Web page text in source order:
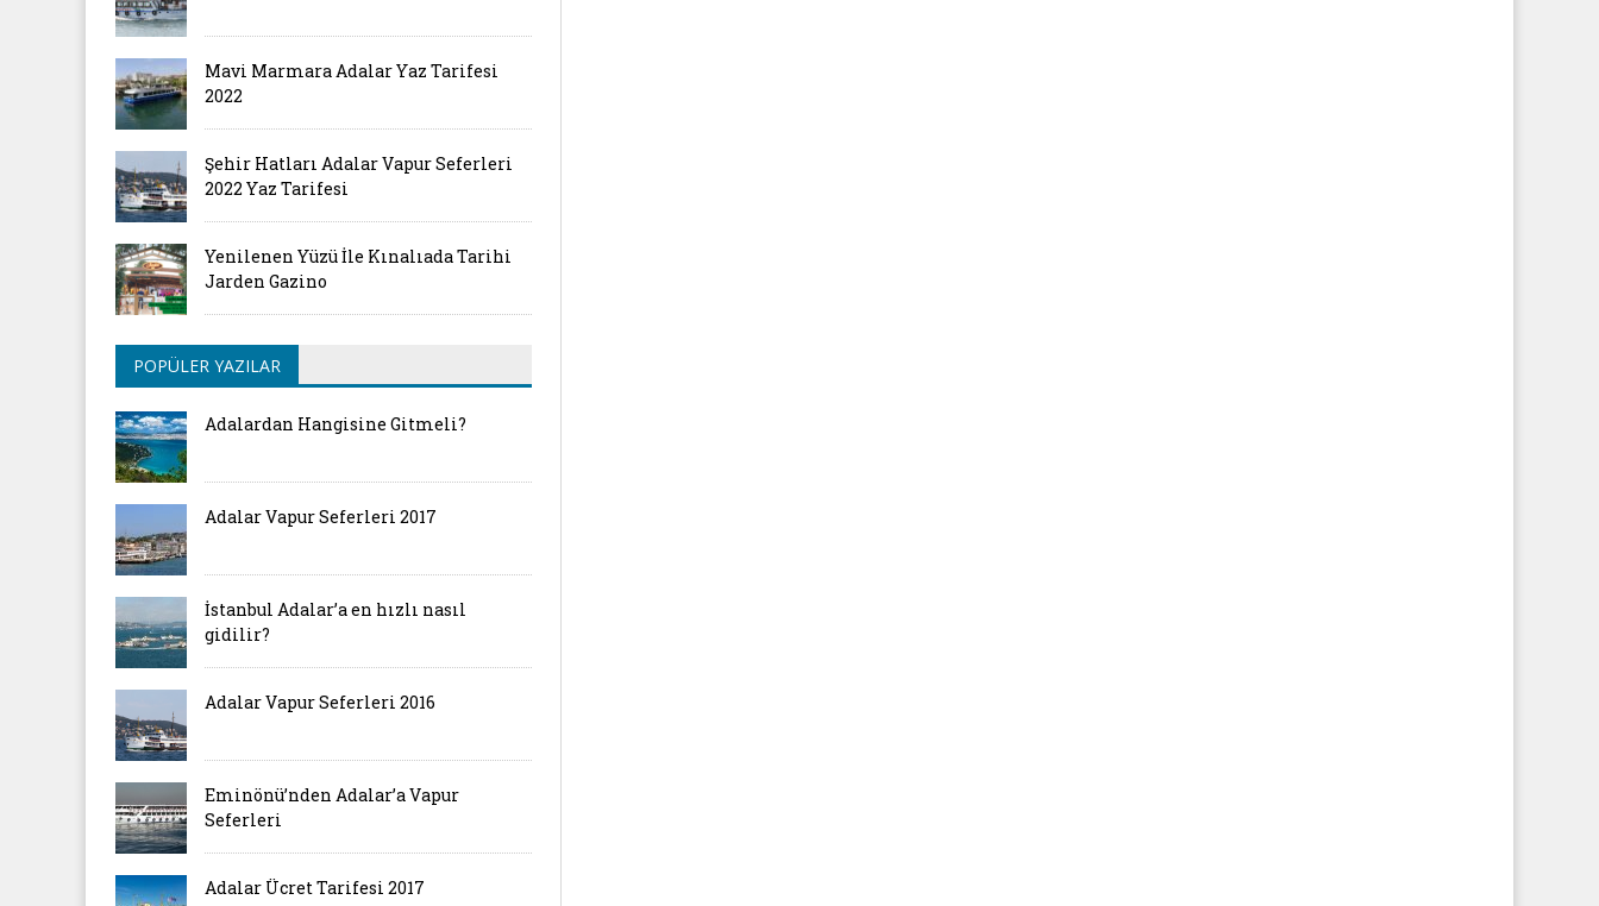
Mavi Marmara Adalar Yaz Tarifesi
2022
Şehir Hatları Adalar Vapur Seferleri
2022 Yaz Tarifesi
Yenilenen Yüzü İle Kınalıada Tarihi
Jarden Gazino
POPÜLER YAZILAR
Adalardan Hangisine Gitmeli?
Adalar Vapur Seferleri 2017
İstanbul Adalar’a en hızlı nasıl
gidilir?
Adalar Vapur Seferleri 2016
Eminönü’nden Adalar’a Vapur
Seferleri
Adalar Ücret Tarifesi 2017